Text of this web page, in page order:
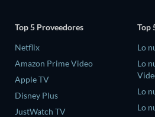
Top 5 Proveedores
Netflix
Amazon Prime Video
Apple TV
Disney Plus
JustWatch TV
Top
Lo
Lo
Lo
Lo